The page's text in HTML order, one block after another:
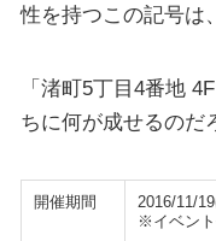
性を持つこの記号は
「渚町5丁目4番地
ちに何が成せるのだ
開催期間
2016/11/
※イベン